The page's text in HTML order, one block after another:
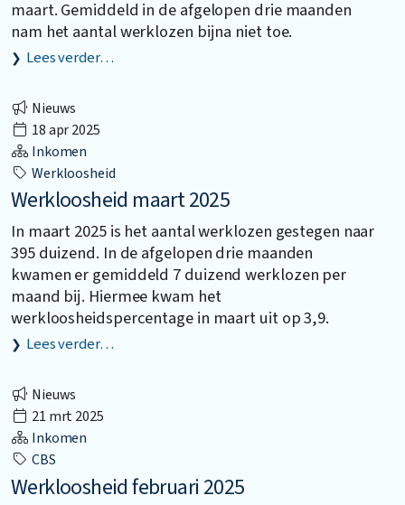
maart. Gemiddeld in de afgelopen drie maanden
nam het aantal werklozen bijna niet toe.
Lees verder…
Nieuws
18 apr 2025
Inkomen
Werkloosheid
Werkloosheid maart 2025
In maart 2025 is het aantal werklozen gestegen naar
395 duizend. In de afgelopen drie maanden
kwamen er gemiddeld 7 duizend werklozen per
maand bij. Hiermee kwam het
werkloosheidspercentage in maart uit op 3,9.
Lees verder…
Nieuws
21 mrt 2025
Inkomen
CBS
Werkloosheid februari 2025